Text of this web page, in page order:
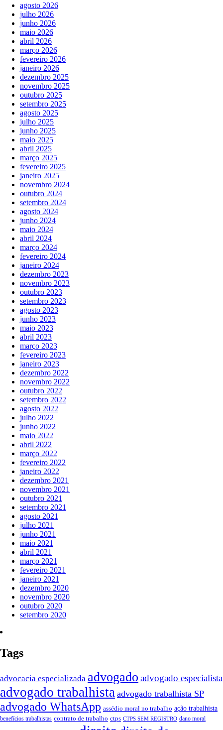
agosto 2026
julho 2026
junho 2026
maio 2026
abril 2026
março 2026
fevereiro 2026
janeiro 2026
dezembro 2025
novembro 2025
outubro 2025
setembro 2025
agosto 2025
julho 2025
junho 2025
maio 2025
abril 2025
março 2025
fevereiro 2025
janeiro 2025
novembro 2024
outubro 2024
setembro 2024
agosto 2024
junho 2024
maio 2024
abril 2024
março 2024
fevereiro 2024
janeiro 2024
dezembro 2023
novembro 2023
outubro 2023
setembro 2023
agosto 2023
junho 2023
maio 2023
abril 2023
março 2023
fevereiro 2023
janeiro 2023
dezembro 2022
novembro 2022
outubro 2022
setembro 2022
agosto 2022
julho 2022
junho 2022
maio 2022
abril 2022
março 2022
fevereiro 2022
janeiro 2022
dezembro 2021
novembro 2021
outubro 2021
setembro 2021
agosto 2021
julho 2021
junho 2021
maio 2021
abril 2021
março 2021
fevereiro 2021
janeiro 2021
dezembro 2020
novembro 2020
outubro 2020
setembro 2020
Tags
advocacia especializada advogado advogado especialista
advogado trabalhista advogado trabalhista SP
advogado WhatsApp assédio moral no trabalho ação trabalhista
benefícios trabalhistas contrato de trabalho ctps CTPS SEM REGISTRO dano moral